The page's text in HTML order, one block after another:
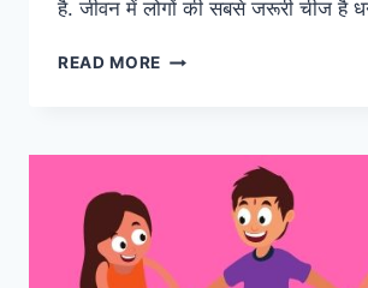
है. जीवन में लोगों की सबसे जरूरी चीज है
READ MORE माता
आरती
लक्ष्मी
माता,